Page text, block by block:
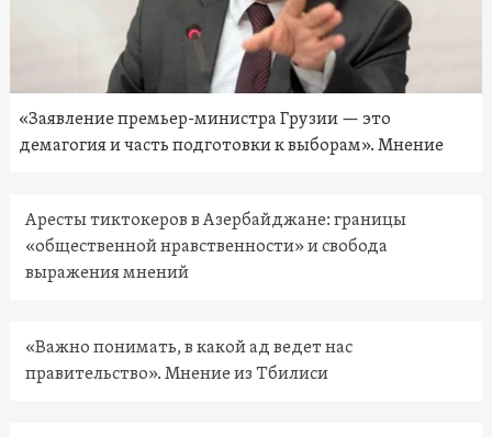
«Заявление премьер-министра Грузии — это
демагогия и часть подготовки к выборам». Мнение
Аресты тиктокеров в Азербайджане: границы
«общественной нравственности» и свобода
выражения мнений
«Важно понимать, в какой ад ведет нас
правительство». Мнение из Тбилиси